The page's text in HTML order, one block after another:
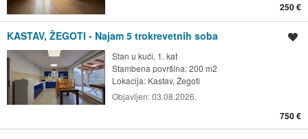
250 €
KASTAV, ŽEGOTI - Najam 5 trokrevetnih soba
Stan u kući, 1. kat
Stambena površina: 200 m2
Lokacija: Kastav, Žegoti
Objavljen:03.08.2026.
750 €